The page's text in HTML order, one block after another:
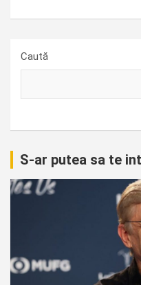
Caută
S-ar putea sa te